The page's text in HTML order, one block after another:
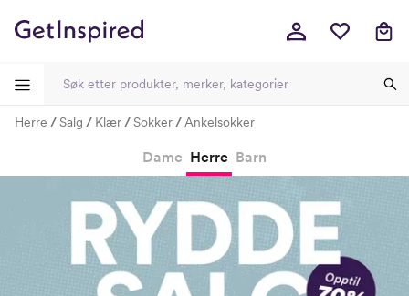
Herre Salg Klær Sokker Ankelsokker
Dame Herre Barn
-
-
-
-